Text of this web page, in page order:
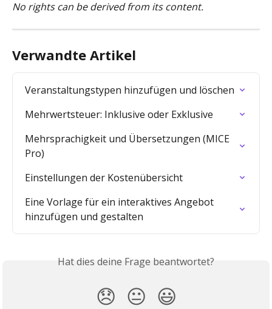
No rights can be derived from its content.
Verwandte Artikel
Veranstaltungstypen hinzufügen und löschen
Mehrwertsteuer: Inklusive oder Exklusive
Mehrsprachigkeit und Übersetzungen (MICE
Pro)
Einstellungen der Kostenübersicht
Eine Vorlage für ein interaktives Angebot
hinzufügen und gestalten
Hat dies deine Frage beantwortet?
😞 😐 😃